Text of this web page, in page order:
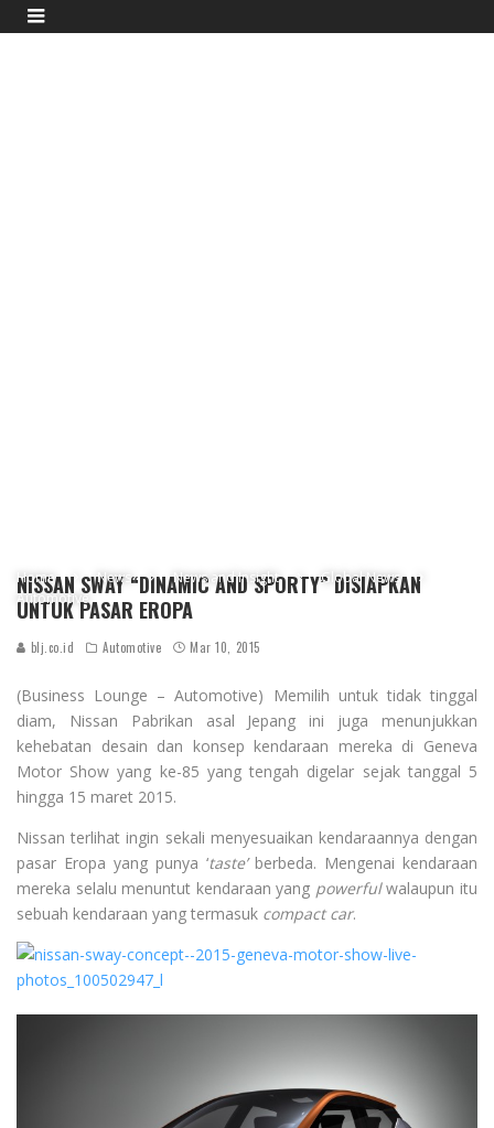
Home News News and Insight
Global News
Automotive
NISSAN SWAY “DINAMIC AND SPORTY” DISIAPKAN
UNTUK PASAR EROPA
blj.co.id Automotive Mar 10, 2015
(Business Lounge – Automotive) Memilih untuk tidak tinggal
diam, Nissan Pabrikan asal Jepang ini juga menunjukkan
kehebatan desain dan konsep kendaraan mereka di Geneva
Motor Show yang ke-85 yang tengah digelar sejak tanggal 5
hingga 15 maret 2015.
Nissan terlihat ingin sekali menyesuaikan kendaraannya dengan
pasar Eropa yang punya ‘taste’berbeda. Mengenai kendaraan
mereka selalu menuntut kendaraan yang powerfulwalaupun itu
sebuah kendaraan yang termasuk compact car.